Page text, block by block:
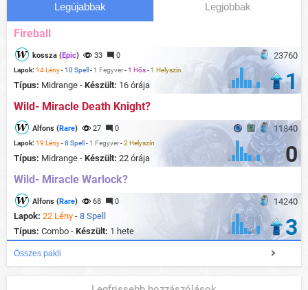
Legújabbak Legjobbak
Fireball
23760
kossza (Epic) 33 0
Lapok: 14 Lény-10 Spell - 1 Fegyver-1 Hős-1 Helyszín
Típus: Midrange - Készült: 16 órája 1
Wild- Miracle Death Knight?
11840
Alfons (Rare) 27 0
Lapok: 19 Lény-8 Spell - 1 Fegyver-2 Helyszín
Típus: Midrange - Készült: 22 órája 0
Wild- Miracle Warlock?
14240
Alfons (Rare) 68 0
Lapok: 22 Lény - 8 Spell
Típus: Combo - Készült: 1 hete 3
Összes pakli